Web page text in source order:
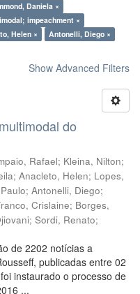
Daniela ×
impeachment ×
Helen ×
Antonelli, Diego ×
Show Advanced Filters
do
Rafael; Kleina, Nilton;
; Anacleto, Helen; Lopes,
; Antonelli, Diego;
Crislaine; Borges,
; Sordi, Renato;
de 2202 notícias a
publicadas entre 02
instaurado o processo de
...